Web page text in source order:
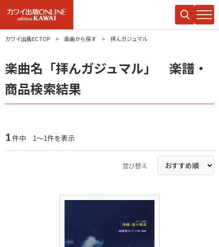
カワイ出版EC TOP 楽曲から探す 拝んガジュマル
楽曲名「拝んガジュマル」 楽譜・
商品検索結果
1 件中 1～1件を表示
並び替え